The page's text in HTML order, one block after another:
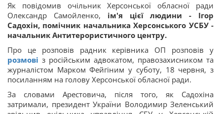
Як повідомив очільник Херсонської обласної ради
Олександр Самойленко, ім'я цієї людини - Ігор
Садохін, помічник начальника Херсонського УСБУ -
начальник Антитерористичного центру.
Про це розповів радник керівника ОП розповів у
розмові з російським адвокатом, правозахисником та
журналістом Марком Фейгіним у суботу, 18 червня, з
посиланням на голову Херсонської обласної ради.
За словами Арестовича, після того, як Садохіна
затримали, президент України Володимир Зеленський